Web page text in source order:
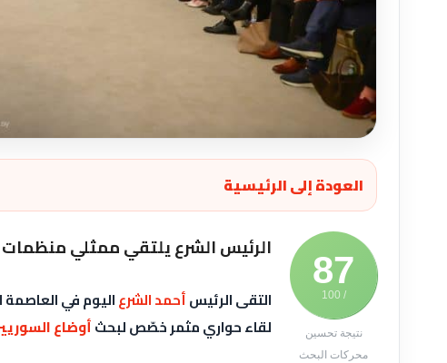
العودة إلى الرئيسية
87
/ 100
نتيجة تحسين
محركات البحث
الرئيس الشرع يلتقي ممثلي
التقى الرئيسأحمد الشرعاليوم في
لقاء حواري مثمر خصّص لبحثأوضاع